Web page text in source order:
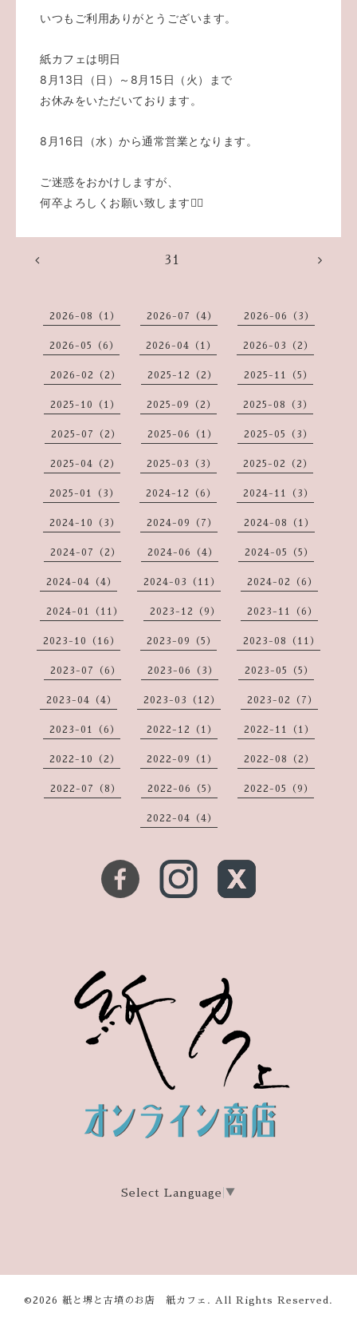
いつもご利用ありがとうございます。
紙カフェは明日
8月13日（日）～8月15日（火）まで
お休みをいただいております。
8月16日（水）から通常営業となります。
ご迷惑をおかけしますが、
何卒よろしくお願い致します🙇‍♀️
31
2026-08（1） 2026-07（4） 2026-06（3）
2026-05（6） 2026-04（1） 2026-03（2）
2026-02（2） 2025-12（2） 2025-11（5）
2025-10（1） 2025-09（2） 2025-08（3）
2025-07（2） 2025-06（1） 2025-05（3）
2025-04（2） 2025-03（3） 2025-02（2）
2025-01（3） 2024-12（6） 2024-11（3）
2024-10（3） 2024-09（7） 2024-08（1）
2024-07（2） 2024-06（4） 2024-05（5）
2024-04（4） 2024-03（11） 2024-02（6）
2024-01（11） 2023-12（9） 2023-11（6）
2023-10（16） 2023-09（5） 2023-08（11）
2023-07（6） 2023-06（3） 2023-05（5）
2023-04（4） 2023-03（12） 2023-02（7）
2023-01（6） 2022-12（1） 2022-11（1）
2022-10（2） 2022-09（1） 2022-08（2）
2022-07（8） 2022-06（5） 2022-05（9）
2022-04（4）
Select Language ▼
©2026 紙と堺と古墳のお店 紙カフェ . All Rights Reserved.